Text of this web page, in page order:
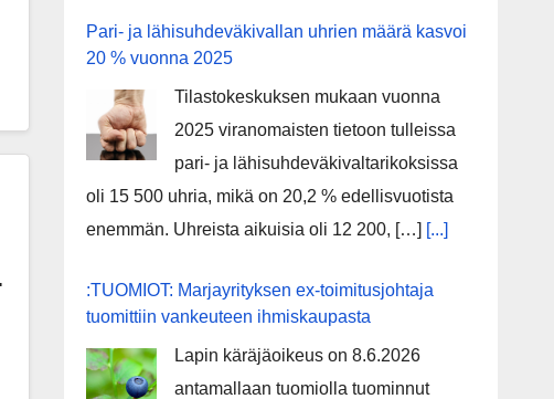
Pari- ja lähisuhdeväkivallan uhrien määrä kasvoi
20 % vuonna 2025
Tilastokeskuksen mukaan vuonna
2025 viranomaisten tietoon tulleissa
pari- ja lähisuhdeväkivaltarikoksissa
oli 15 500 uhria, mikä on 20,2 % edellisvuotista
enemmän. Uhreista aikuisia oli 12 200, […] [...]
:TUOMIOT: Marjayrityksen ex-toimitusjohtaja
tuomittiin vankeuteen ihmiskaupasta
Lapin käräjäoikeus on 8.6.2026
antamallaan tuomiolla tuominnut